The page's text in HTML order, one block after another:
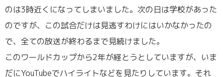
のは3時近くになってしまいました。次の日は学校があった
のですが、この試合だけは見逃すわけにはいかなかったの
で、全ての放送が終わるまで見続けました。
このワールドカップから2年が経とうとしていますが、いま
だにYouTubeでハイライトなどを見たりしています。それ